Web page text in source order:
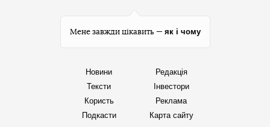
Мене завжди цікавить — як і чому
Новини
Тексти
Користь
Подкасти
Редакція
Інвестори
Реклама
Карта сайту